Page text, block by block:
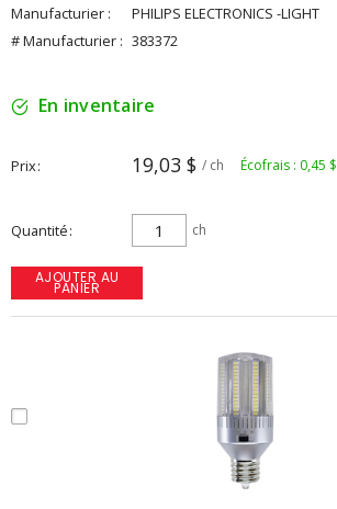
Manufacturier :
PHILIPS ELECTRONICS -LIGHT
# Manufacturier : 383372
En inventaire
Prix 19,03 $ / ch Écofrais : 0,45 $
Quantité ch
AJOUTER AU
PANIER